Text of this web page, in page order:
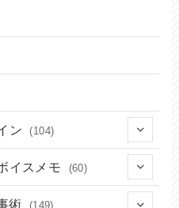
ン (104)
イスメモ (60)
術 (149)